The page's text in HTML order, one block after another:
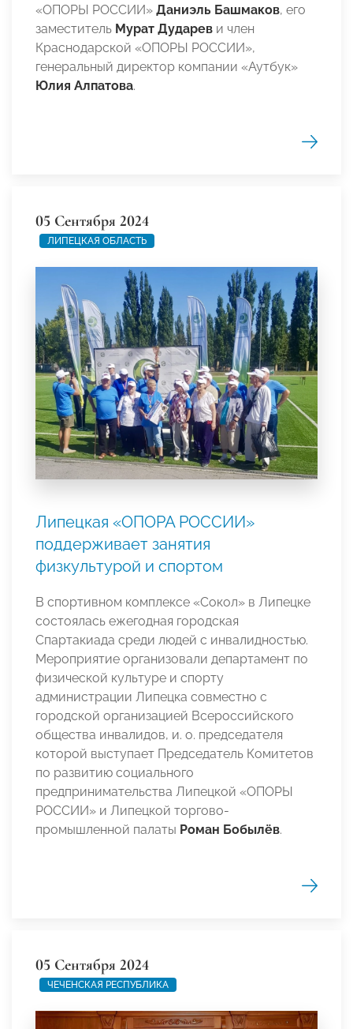
«ОПОРЫ РОССИИ» Даниэль Башмаков, его
заместитель Мурат Дударев и член
Краснодарской «ОПОРЫ РОССИИ»,
генеральный директор компании «Аутбук»
Юлия Алпатова.
05 Сентября 2024
ЛИПЕЦКАЯ ОБЛАСТЬ
Липецкая «ОПОРА РОССИИ»
поддерживает занятия
физкультурой и спортом
В спортивном комплексе «Сокол» в Липецке
состоялась ежегодная городская
Спартакиада среди людей с инвалидностью.
Мероприятие организовали департамент по
физической культуре и спорту
администрации Липецка совместно с
городской организацией Всероссийского
общества инвалидов, и. о. председателя
которой выступает Председатель Комитетов
по развитию социального
предпринимательства Липецкой «ОПОРЫ
РОССИИ» и Липецкой торгово-
промышленной палаты Роман Бобылёв.
05 Сентября 2024
ЧЕЧЕНСКАЯ РЕСПУБЛИКА